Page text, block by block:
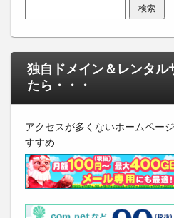
独自ドメイン＆レンタル
たら・・・
アクセスが多くないホームペー
すすめ